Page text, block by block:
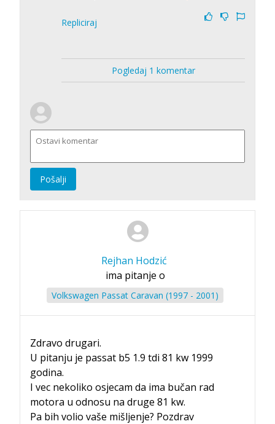
Repliciraj
Pogledaj 1 komentar
Pošalji
Rejhan Hodzić
ima pitanje o
Volkswagen Passat Caravan (1997 - 2001)
Zdravo drugari.
U pitanju je passat b5 1.9 tdi 81 kw 1999
godina.
I vec nekoliko osjecam da ima bučan rad
motora u odnosu na druge 81 kw.
Pa bih volio vaše mišljenje? Pozdrav